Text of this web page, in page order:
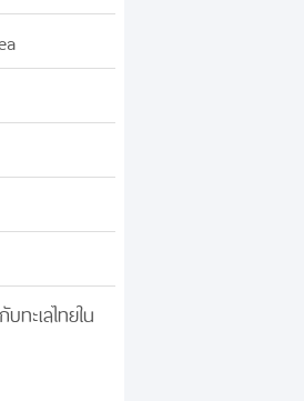
ทะเลไทยใน